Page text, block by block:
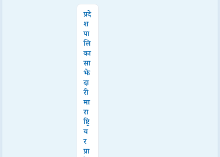
प्रदे
श
पा
लि
का
सा
झे
दा
री
मा
रा
ष्ट्रि
य
र
प्रा